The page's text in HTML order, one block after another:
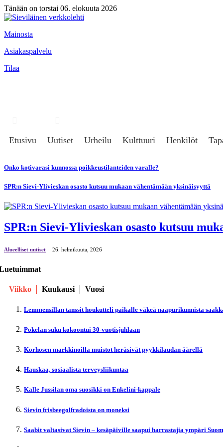
Tänään on torstai 06. elokuuta 2026
Mainosta
Asiakaspalvelu
Tilaa
Etusivu Uutiset Urheilu Kulttuuri Henkilöt
Onko kotivarasi kunnossa poikkeustilanteiden varalle?
SPR:n Sievi-Ylivieskan osasto kutsuu mukaan vähentämään yksinäisyyttä
SPR:n Sievi-Ylivieskan osasto kutsuu
Alueelliset uutiset 26. helmikuuta, 2026
Viikko Kuukausi Vuosi
Lemmensillan tanssit houkutteli paikalle väkeä naapurikunnista
Pokelan suku kokoontui 30-vuotisjuhlaan
Korhosen markkinoilla muistot heräsivät pyykkilaudan äärellä
Hauskaa, sosiaalista terveysliikuntaa
Kalle Jussilan oma suosikki on Enkelini-kappale
Sievin frisbeegolfradoista on moneksi
Saabit valtasivat Sievin – kesäpäiville saapui harrastajia ympäri